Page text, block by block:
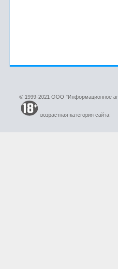
© 1999-2021 ООО "Информационное
возрастная категория сайта